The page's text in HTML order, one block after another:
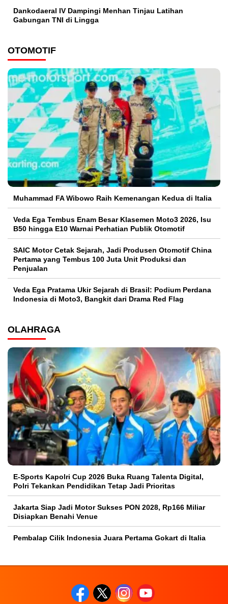
Dankodaeral IV Dampingi Menhan Tinjau Latihan
Gabungan TNI di Lingga
OTOMOTIF
Muhammad FA Wibowo Raih Kemenangan Kedua di Italia
Veda Ega Tembus Enam Besar Klasemen Moto3 2026, Isu
B50 hingga E10 Warnai Perhatian Publik Otomotif
SAIC Motor Cetak Sejarah, Jadi Produsen Otomotif China
Pertama yang Tembus 100 Juta Unit Produksi dan
Penjualan
Veda Ega Pratama Ukir Sejarah di Brasil: Podium Perdana
Indonesia di Moto3, Bangkit dari Drama Red Flag
OLAHRAGA
E-Sports Kapolri Cup 2026 Buka Ruang Talenta Digital,
Polri Tekankan Pendidikan Tetap Jadi Prioritas
Jakarta Siap Jadi Motor Sukses PON 2028, Rp166 Miliar
Disiapkan Benahi Venue
Pembalap Cilik Indonesia Juara Pertama Gokart di Italia